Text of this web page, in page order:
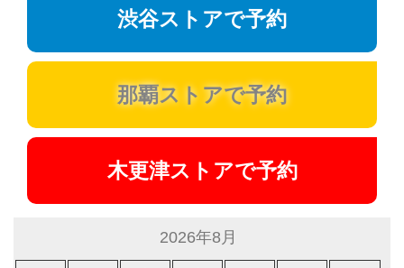
渋谷ストアで予約
那覇ストアで予約
木更津ストアで予約
2026年8月